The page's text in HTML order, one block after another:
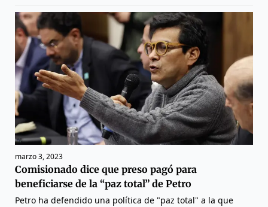
marzo 3, 2023
Comisionado dice que preso pagó para
beneficiarse de la “paz total” de Petro
Petro ha defendido una política de "paz total" a la que